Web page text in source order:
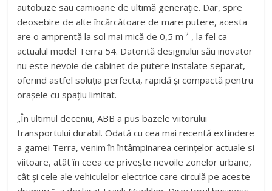
autobuze sau camioane de ultimă generație. Dar, spre
deosebire de alte încărcătoare de mare putere, acesta
are o amprentă la sol mai mică de 0,5 m 2 , la fel ca
actualul model Terra 54. Datorită designului său inovator
nu este nevoie de cabinet de putere instalate separat,
oferind astfel soluția perfecta, rapidă și compactă pentru
orașele cu spațiu limitat.
„În ultimul deceniu, ABB a pus bazele viitorului
transportului durabil. Odată cu cea mai recentă extindere
a gamei Terra, venim în întâmpinarea cerințelor actuale si
viitoare, atât în ceea ce privește nevoile zonelor urbane,
cât și cele ale vehiculelor electrice care circulă pe aceste